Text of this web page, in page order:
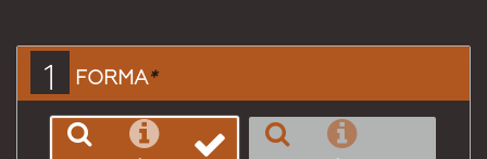
1 FORMA*